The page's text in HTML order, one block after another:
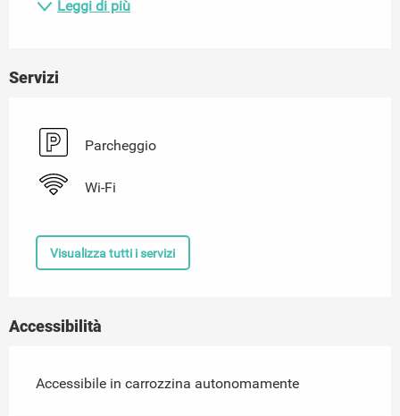
Leggi di più
Servizi
Parcheggio
Wi-Fi
Visualizza tutti i servizi
Accessibilità
Accessibile in carrozzina autonomamente